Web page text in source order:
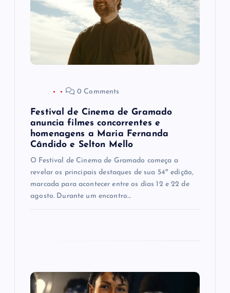
0 Comments
Festival de Cinema de Gramado
anuncia filmes concorrentes e
homenagens a Maria Fernanda
Cândido e Selton Mello
O Festival de Cinema de Gramado começa a
revelar os principais destaques de sua 54ª edição,
marcada para acontecer entre os dias 12 e 22 de
agosto. Durante um encontro…